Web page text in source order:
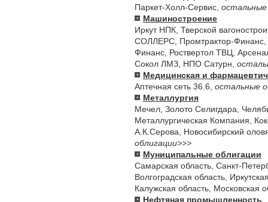
Паркет-Холл-Сервис остальные
Машиностроение
Иркут НПК Тверской
СОЛЛЕРС Промтрактор-Финанс
Финанс Роствертол ТВЦ
Сокол ЛМЗ НПО Сатурн
Медицинская и
Аптечная сеть 36.6 остальные
Металлургия
Мечел Золото Селигдара
Металлургическая Компания
А.К.Серова
Новосибирский
облигации>>>
Муниципальные облигации
Самарская область Санкт-
Волгоградская область
Калужская область Московская
Нефтяная промышленность